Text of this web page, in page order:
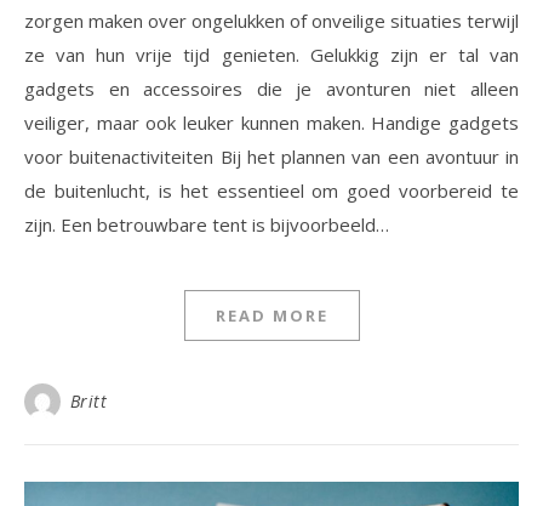
zorgen maken over ongelukken of onveilige situaties terwijl
ze van hun vrije tijd genieten. Gelukkig zijn er tal van
gadgets en accessoires die je avonturen niet alleen
veiliger, maar ook leuker kunnen maken. Handige gadgets
voor buitenactiviteiten Bij het plannen van een avontuur in
de buitenlucht, is het essentieel om goed voorbereid te
zijn. Een betrouwbare tent is bijvoorbeeld…
READ MORE
Britt